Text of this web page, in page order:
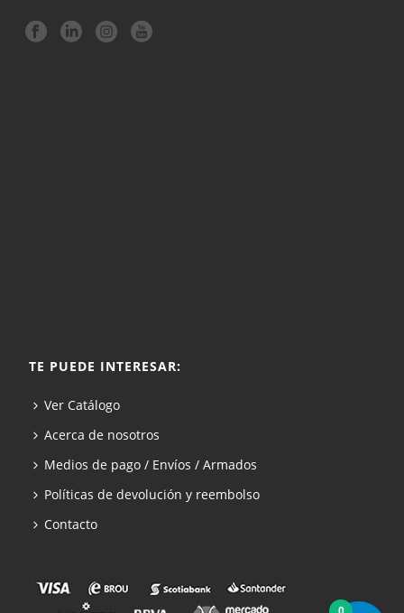
TE PUEDE INTERESAR:
Ver Catálogo
Acerca de nosotros
Medios de pago / Envíos / Armados
Políticas de devolución y reembolso
Contacto